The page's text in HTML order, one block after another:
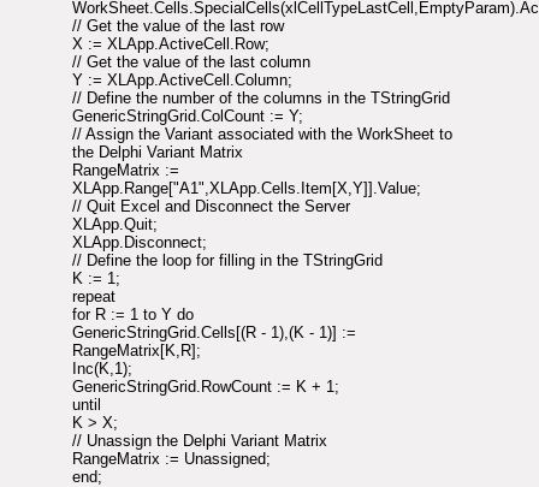
// Get the value of the last row
X := XLApp.ActiveCell.Row;
// Get the value of the last column
Y := XLApp.ActiveCell.Column;
// Define the number of the columns in the TStringGrid
GenericStringGrid.ColCount := Y;
// Assign the Variant associated with the WorkSheet to
the Delphi Variant Matrix
RangeMatrix :=
XLApp.Range["A1",XLApp.Cells.Item[X,Y]].Value;
// Quit Excel and Disconnect the Server
XLApp.Quit;
XLApp.Disconnect;
// Define the loop for filling in the TStringGrid
K := 1;
repeat
for R := 1 to Y do
GenericStringGrid.Cells[(R - 1),(K - 1)] :=
RangeMatrix[K,R];
Inc(K,1);
GenericStringGrid.RowCount := K + 1;
until
K > X;
// Unassign the Delphi Variant Matrix
RangeMatrix := Unassigned;
end;